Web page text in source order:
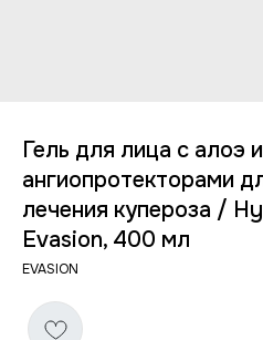
Гель для лица с алоэ и
ангиопротекторами
лечения купероза /
Evasion, 400 мл
EVASION